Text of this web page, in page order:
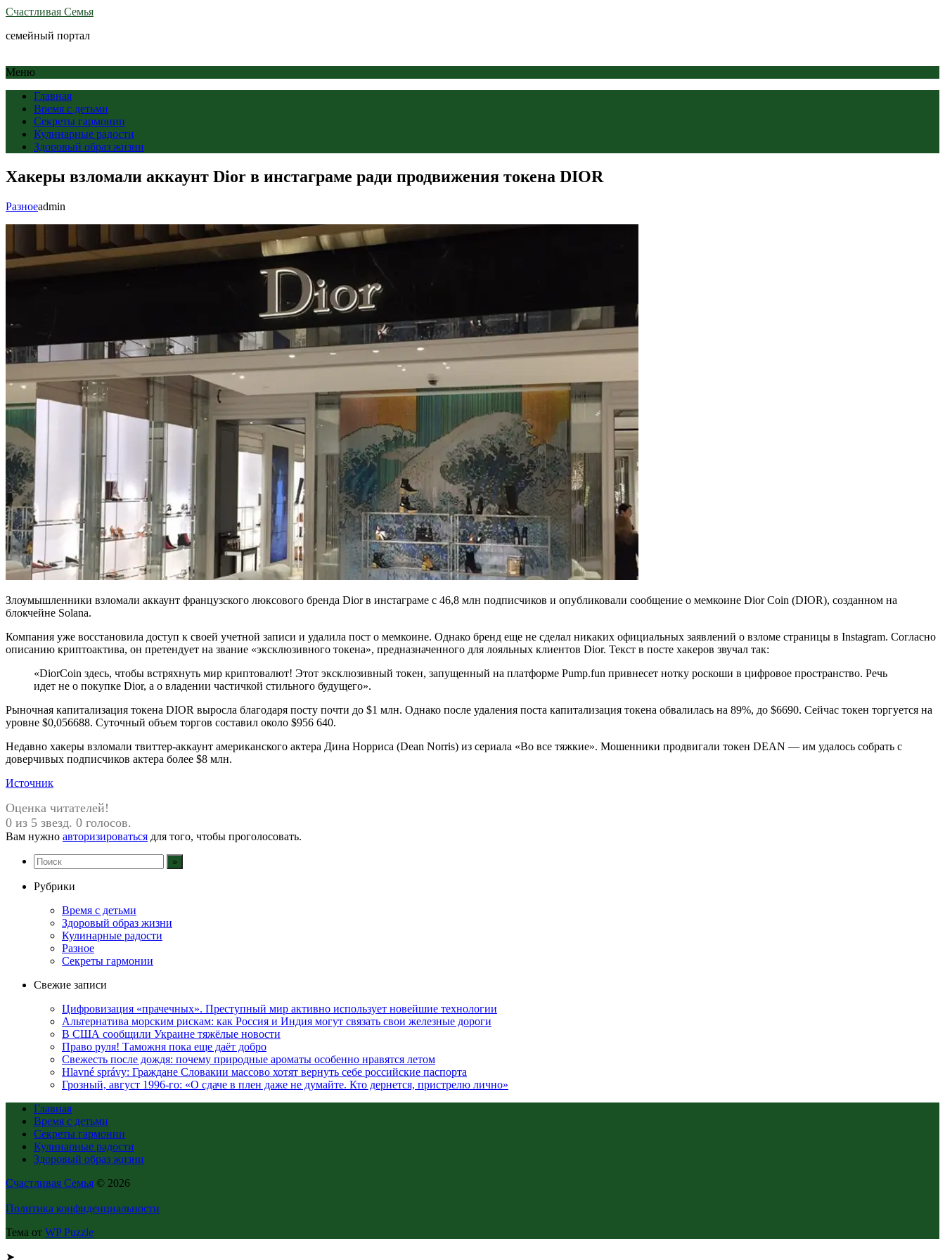
Счастливая Семья
семейный портал
Меню
Главная
Время с детьми
Секреты гармонии
Кулинарные радости
Здоровый образ жизни
Хакеры взломали аккаунт Dior в инстаграме ради продвижения токена DIOR
Разноеadmin
Злоумышленники взломали аккаунт французского люксового бренда Dior в инстаграме с 46,8 млн подписчиков и опубликовали сообщение о мемкоине Dior Coin (DIOR), созданном на
блокчейне Solana.
Компания уже восстановила доступ к своей учетной записи и удалила пост о мемкоине. Однако бренд еще не сделал никаких официальных заявлений о взломе страницы в Instagram. Согласно
описанию криптоактива, он претендует на звание «эксклюзивного токена», предназначенного для лояльных клиентов Dior. Текст в посте хакеров звучал так:
«DiorCoin здесь, чтобы встряхнуть мир криптовалют! Этот эксклюзивный токен, запущенный на платформе Pump.fun привнесет нотку роскоши в цифровое пространство. Речь
идет не о покупке Dior, а о владении частичкой стильного будущего».
Рыночная капитализация токена DIOR выросла благодаря посту почти до $1 млн. Однако после удаления поста капитализация токена обвалилась на 89%, до $6690. Сейчас токен торгуется на
уровне $0,056688. Суточный объем торгов составил около $956 640.
Недавно хакеры взломали твиттер-аккаунт американского актера Дина Норриса (Dean Norris) из сериала «Во все тяжкие». Мошенники продвигали токен DEAN — им удалось собрать с
доверчивых подписчиков актера более $8 млн.
Источник
Оценка читателей!
0 из 5 звезд. 0 голосов.
Вам нужно авторизироваться для того, чтобы проголосовать.
Рубрики
Время с детьми
Здоровый образ жизни
Кулинарные радости
Разное
Секреты гармонии
Свежие записи
Цифровизация «прачечных». Преступный мир активно использует новейшие технологии
Альтернатива морским рискам: как Россия и Индия могут связать свои железные дороги
В США сообщили Украине тяжёлые новости
Право руля! Таможня пока еще даёт добро
Свежесть после дождя: почему природные ароматы особенно нравятся летом
Hlavné správy: Граждане Словакии массово хотят вернуть себе российские паспорта
Грозный, август 1996-го: «О сдаче в плен даже не думайте. Кто дернется, пристрелю лично»
Главная
Время с детьми
Секреты гармонии
Кулинарные радости
Здоровый образ жизни
Счастливая Семья © 2026
Политика конфиденциальности
Тема от WP Puzzle
➤